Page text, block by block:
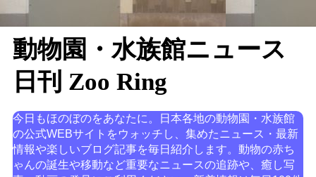
動物園・水族館ニュース
日刊 Zoo Ring
今日もほのぼのをあなたに。日本各地の動物園・水族館
の公式WEBサイトをウォッチし、集めたニュース・最新
情報や楽しいブログ記事を毎日紹介します。動物の赤ち
ゃんの誕生や移動など重要なニュースの追跡や、癒し写